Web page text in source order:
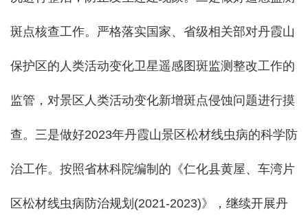
斑点核查工作。严格落实国家、省级相关部对丹霞山
保护区的人类活动变化卫星遥感图斑监测整改工作的
监管，对景区人类活动变化新增斑点侵蚀问题进行摸
查。三是做好2023年丹霞山景区松材线虫病的科学防
治工作。 按照省林科院编制的《仁化县黄屋、车湾片
区松材线虫病防治规划(2021-2023)》，继续开展丹